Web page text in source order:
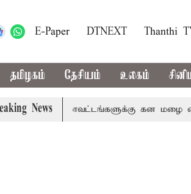
E-Paper DTNEXT Thanthi
தமிழகம் தேசியம் உலகம்
News
மாவட்டங்களுக்கு கன மழை எச்சரிக்கை